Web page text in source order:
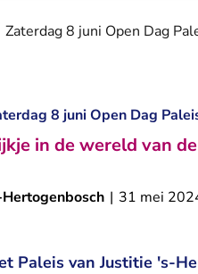
Zaterdag 8 juni Open Dag
8 juni Open Dag
in de wereld van
| 31 mei
Paleis van Justitie 's-